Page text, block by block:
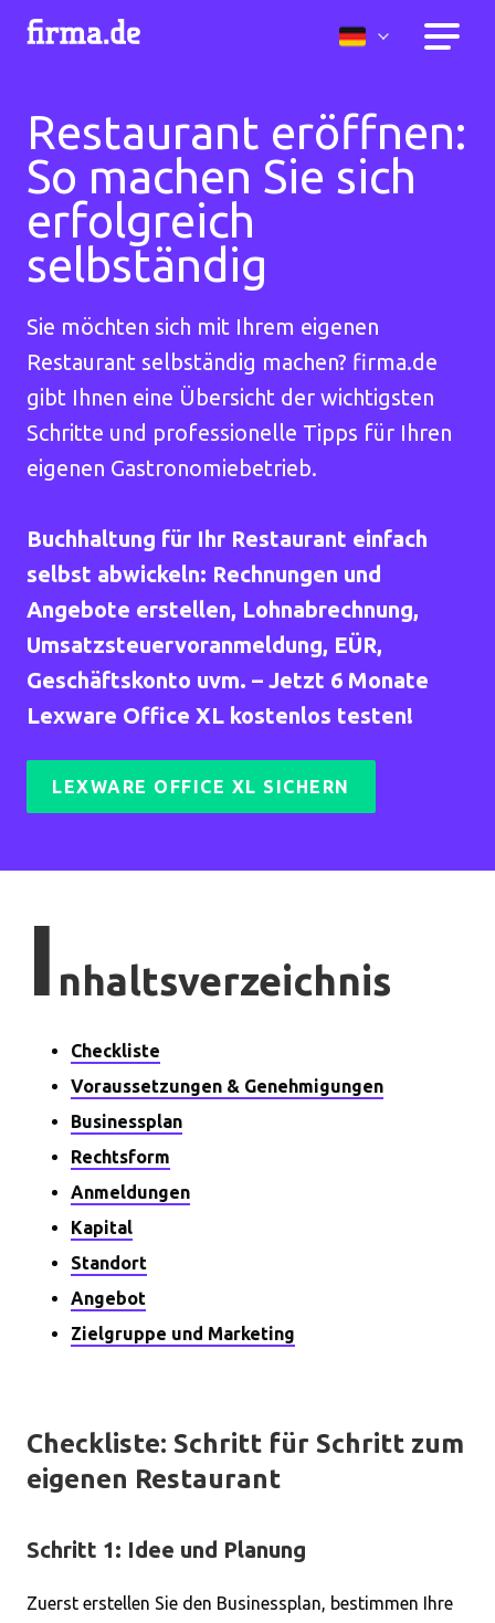
Restaurant eröffnen:
So machen Sie sich
erfolgreich
selbständig
Sie möchten sich mit Ihrem eigenen
Restaurant selbständig machen? firma.de
gibt Ihnen eine Übersicht der wichtigsten
Schritte und professionelle Tipps für Ihren
eigenen Gastronomiebetrieb.
Buchhaltung für Ihr Restaurant einfach
selbst abwickeln: Rechnungen und
Angebote erstellen, Lohnabrechnung,
Umsatzsteuervoranmeldung, EÜR,
Geschäftskonto uvm. – Jetzt 6 Monate
Lexware Office XL kostenlos testen!
LEXWARE OFFICE XL SICHERN
I nhaltsverzeichnis
Checkliste
Voraussetzungen & Genehmigungen
Businessplan
Rechtsform
Anmeldungen
Kapital
Standort
Angebot
Zielgruppe und Marketing
Checkliste: Schritt für Schritt zum
eigenen Restaurant
Schritt 1: Idee und Planung
Zuerst erstellen Sie den Businessplan, bestimmen Ihre